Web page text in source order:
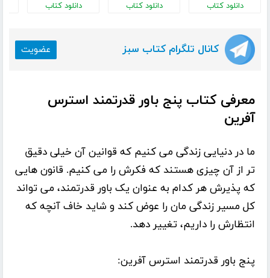
دانلود کتاب دانلود کتاب دانلود کتاب
کانال تلگرام کتاب سبز عضویت
معرفی کتاب پنج باور قدرتمند استرس
آفرین
ما در دنیایی زندگی می کنیم که قوانین آن خیلی دقیق
تر از آن چیزی هستند که فکرش را می کنیم. قانون هایی
که پذیرش هر کدام به عنوان یک باور قدرتمند، می تواند
کل مسیر زندگی مان را عوض کند و شاید خاف آنچه که
انتظارش را داریم، تغییر دهد.
پنج باور قدرتمند استرس آفرین: